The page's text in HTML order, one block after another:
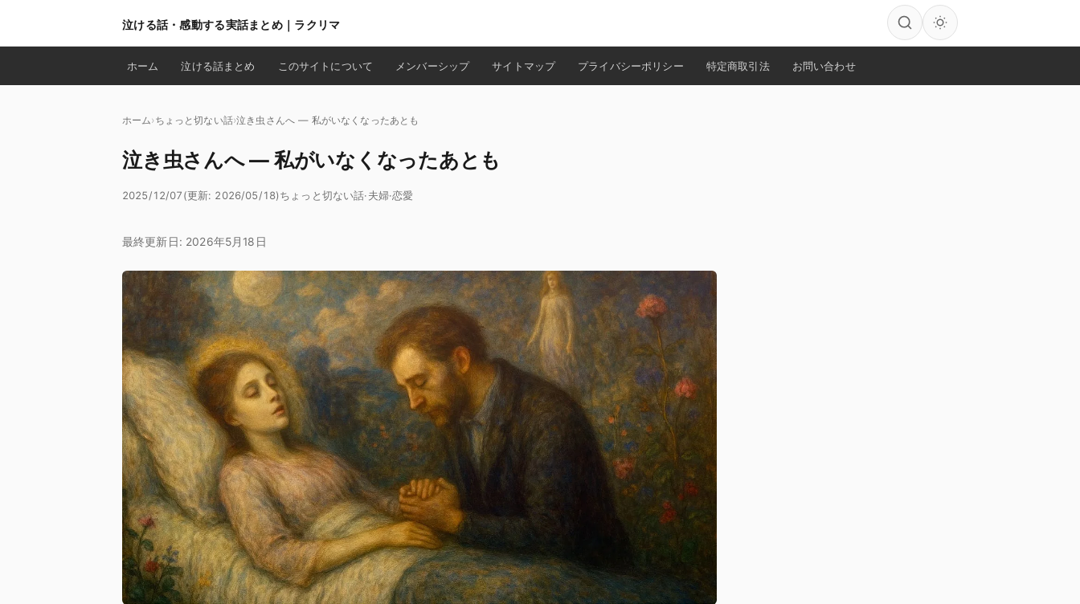
泣ける話・感動する実話まとめ｜ラクリマ
検索
ホーム 泣ける話まとめ このサイトについて メンバーシップ サイトマップ プライバシーポリシー 特定商取引法 お問い合わせ
ホーム ちょっと切ない話 泣き虫さんへ ― 私がいなくなったあとも
泣き虫さんへ ― 私がいなくなったあとも
2025/12/07 (更新: 2026/05/18)ちょっと切ない話· 夫婦·恋愛
最終更新日: 2026年5月18日